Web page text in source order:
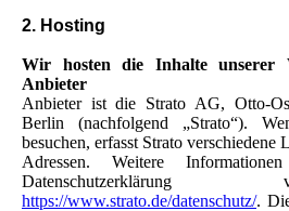
2. Hosting
Wir hosten die Inhalte unserer
Anbieter
Anbieter ist die Strato AG, Otto-
Berlin (nachfolgend „Strato“).
besuchen, erfasst Strato
Adressen. Weitere
https://www.strato.de/datenschutz/.